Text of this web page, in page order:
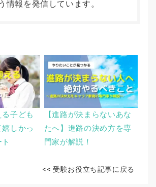
う情報を発信しています。
子ども
しかっ
【進路が決まらないあな
たへ】進路の決め方を専
門家が解説！
<< 受験お役立ち記事に戻る